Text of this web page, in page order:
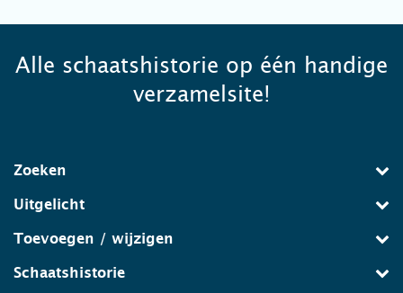
Alle schaatshistorie op één handige
verzamelsite!
Zoeken
Uitgelicht
Toevoegen / wijzigen
Schaatshistorie